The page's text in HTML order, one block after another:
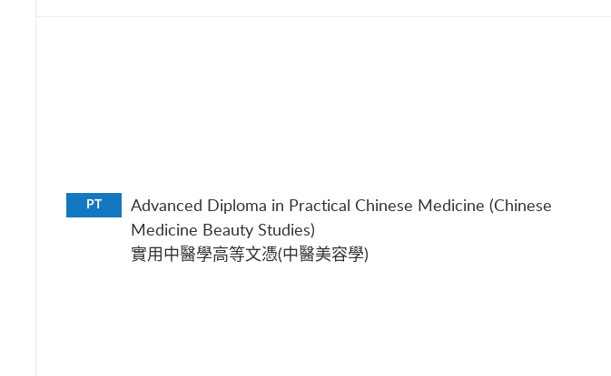
PT
Advanced Diploma in Practical Chinese Medicine (Chinese
Medicine Beauty Studies)
實用中醫學高等文憑(中醫美容學)